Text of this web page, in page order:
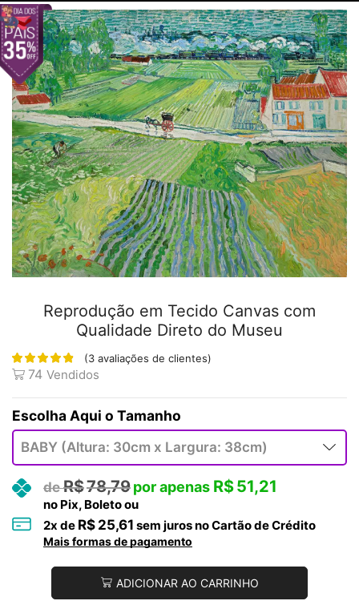
Reprodução em Tecido Canvas com
Qualidade Direto do Museu
(3 avaliações de clientes)
74 Vendidos
Tamanho
R$78,79 R$51,21
no Pix, Boleto ou
2x de R$ 25,61 sem juros no Cartão de Crédito
Mais formas de pagamento
ADICIONAR AO CARRINHO